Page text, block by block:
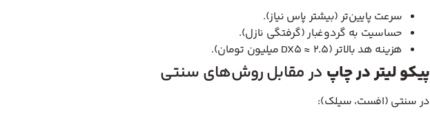
سرعت پایین‌تر (بیشتر پاس نیاز).
حساسیت به گردوغبار (گرفتگی نازل).
هزینه هد بالاتر (DX5 ≈ ۲.۵ میلیون تومان).
پیکو لیتر در چاپ در مقابل روش‌های سنتی
در سنتی (افست، سیلک):